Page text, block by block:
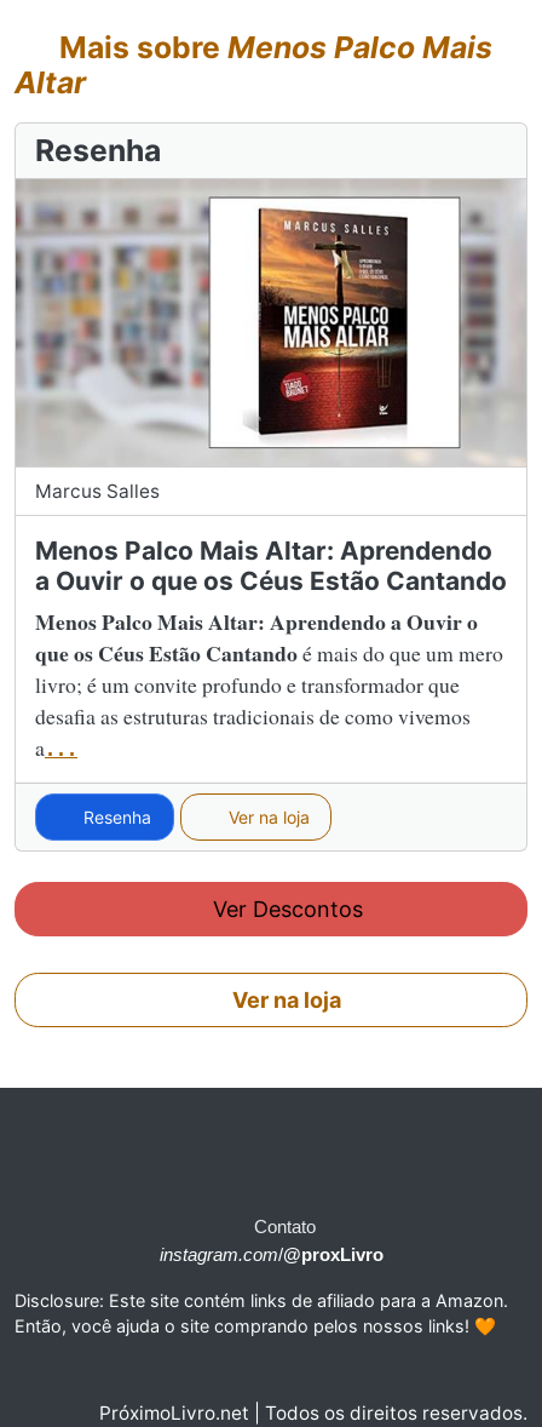
Mais sobre Menos Palco Mais
Altar
Resenha
Marcus Salles
Menos Palco Mais Altar: Aprendendo
a Ouvir o que os Céus Estão Cantando
Menos Palco Mais Altar: Aprendendo a Ouvir o
que os Céus Estão Cantandoé mais do que um mero
livro; é um convite profundo e transformador que
desafia as estruturas tradicionais de como vivemos
a...
Resenha Ver na loja
Ver Descontos
Ver na loja
Contato
instagram.com/@proxLivro
Disclosure: Este site contém links de afiliado para a Amazon.
Então, você ajuda o site comprando pelos nossos links! 🧡
PróximoLivro.net | Todos os direitos reservados.